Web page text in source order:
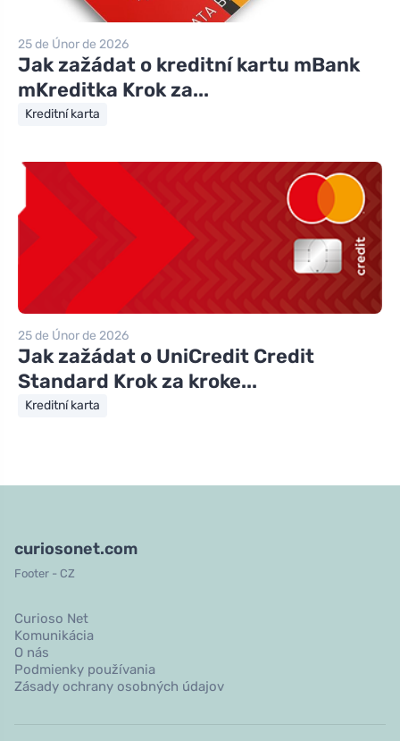
25 de Únor de 2026
Jak zažádat o kreditní kartu mBank
mKreditka Krok za...
Kreditní karta
25 de Únor de 2026
Jak zažádat o UniCredit Credit
Standard Krok za kroke...
Kreditní karta
curiosonet.com
Footer - CZ
Curioso Net
Komunikácia
O nás
Podmienky používania
Zásady ochrany osobných údajov